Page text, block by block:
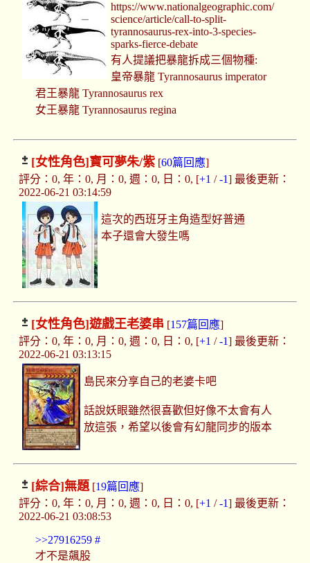
https://www.nationalgeographic.com/
science/article/call-to-split-
tyrannosaurus-rex-into-3-species-
sparks-fierce-debate
有人提議把暴龍拆成三個物種:
皇帝暴龍 Tyrannosaurus imperator
君王暴龍 Tyrannosaurus rex
女王暴龍 Tyrannosaurus regina
[女性角色]寶可夢朱/紫[60篇回應]
評分：0, 年：0, 月：0, 週：0, 日：0, [+1 /-1] 最後更新：
2022-06-21 03:14:59
這次的西班牙主角造型好普通
本子還會大發生嗎
[女性角色]遊戲王老婆串 [157篇回應]
評分：0, 年：0, 月：0, 週：0, 日：0, [+1 /-1] 最後更新：
2022-06-21 03:13:15
島民來分享自己的老婆卡吧
話說妖眼雖然很喜歡但好像不太會有人
放這張，希望以後會有幻龍同步的版本
[綜合]無題[19篇回應]
評分：0, 年：0, 月：0, 週：0, 日：0, [+1 /-1] 最後更新：
2022-06-21 03:08:53
>>27916259#
才不是飆股